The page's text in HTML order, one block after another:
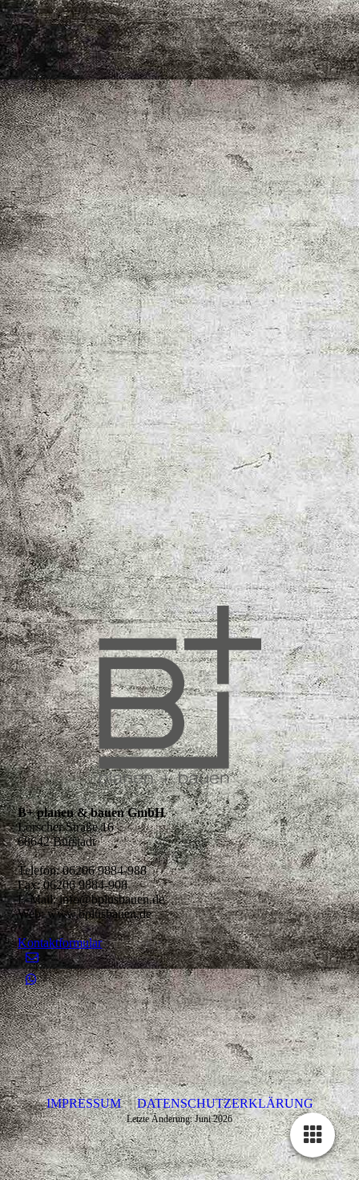
Vorentwurf, Abweichungen möglich
B+ planen & bauen GmbH
Lorscher Straße 16
68642 Bürstadt
Telefon: 06206 9884-988
Fax: 06206 9884-908
E-Mail: info@bplusbauen.de
Web: www.bplusbauen.de
Kontaktformular
IMPRESSUM DATENSCHUTZERKLÄRUNG
Letzte Änderung: Juni 2026